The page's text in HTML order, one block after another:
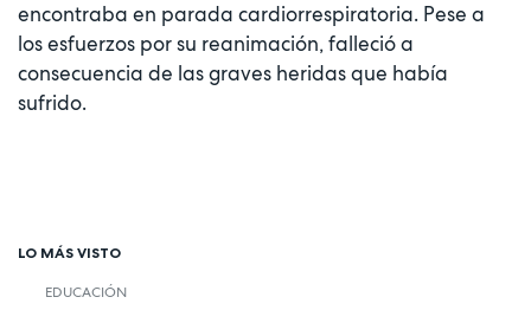
encontraba en parada cardiorrespiratoria. Pese a
los esfuerzos por su reanimación, falleció a
consecuencia de las graves heridas que había
sufrido.
LO MÁS VISTO
EDUCACIÓN